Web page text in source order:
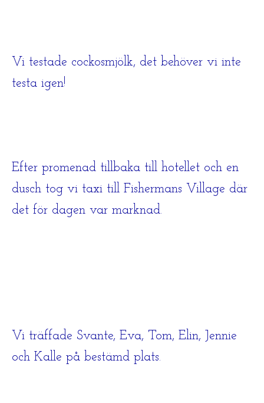
Vi testade cockosmjölk, det behöver vi inte
testa igen!
Efter promenad tillbaka till hotellet och en
dusch tog vi taxi till Fishermans Village där
det för dagen var marknad.
Vi träffade Svante, Eva, Tom, Elin, Jennie
och Kalle på bestämd plats.